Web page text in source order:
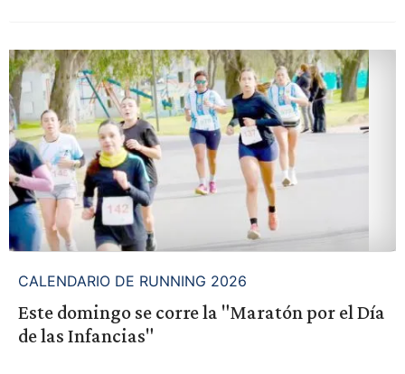
CALENDARIO DE RUNNING 2026
Este domingo se corre la "Maratón por el Día
de las Infancias"